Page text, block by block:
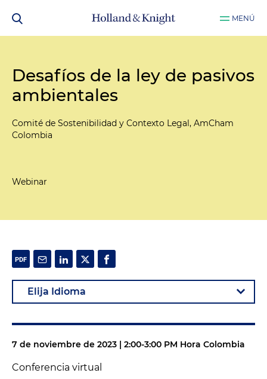
MENÚ
Desafíos de la ley de pasivos
ambientales
Comité de Sostenibilidad y Contexto Legal, AmCham
Colombia
Webinar
7 de noviembre de 2023 | 2:00-3:00 PM Hora Colombia
Conferencia virtual